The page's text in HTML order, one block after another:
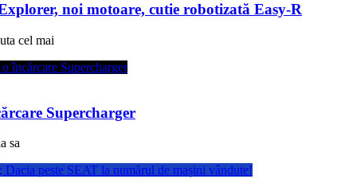
noi motoare, cutie robotizată Easy-R
cel mai
Supercharger
sa